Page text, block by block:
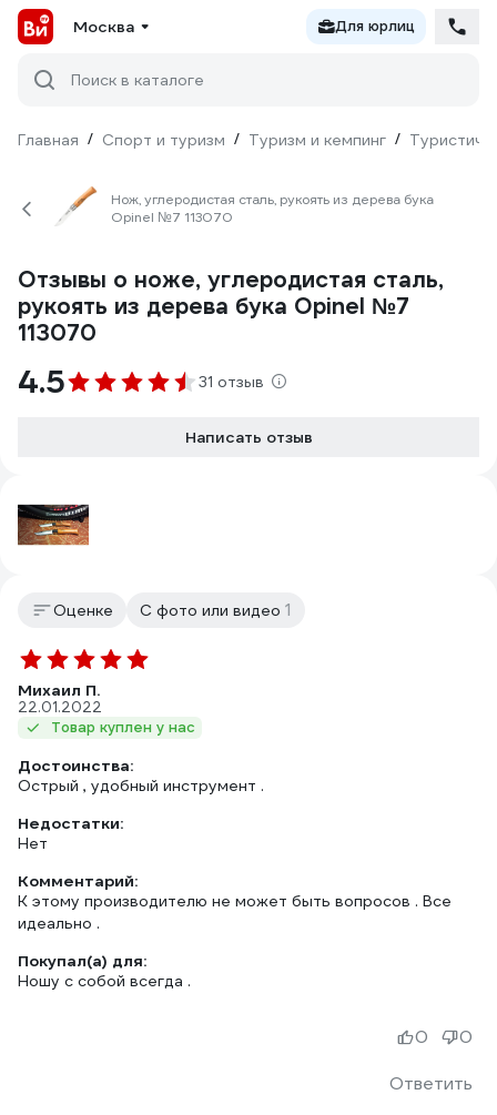
Москва Для юрлиц
Поиск в каталоге
Главная / Спорт и туризм / Туризм и кемпинг /
Нож, углеродистая сталь, рукоять из дерева бука
Opinel №7 113070
Отзывы о ноже, углеродистая сталь,
рукоять из дерева бука Opinel №7
113070
4.5 31 отзыв
Написать отзыв
Оценке С фото или видео 1
Михаил П.
22.01.2022
Товар куплен у нас
Достоинства:
Острый , удобный инструмент .
Недостатки:
Нет
Комментарий:
К этому производителю не может быть вопросов . Все
идеально .
Покупал(а) для:
Ношу с собой всегда .
Ответить
0 0